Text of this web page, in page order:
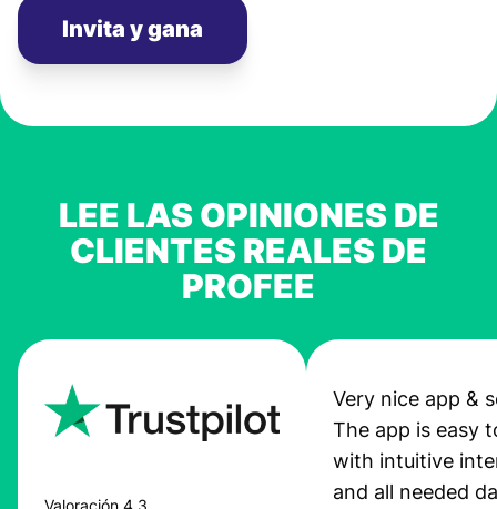
Invita y gana
LEE LAS OPINIONES DE
CLIENTES REALES DE
PROFEE
Valoración 4,3
Very nice app &
The app is easy
with intuitive
and all needed